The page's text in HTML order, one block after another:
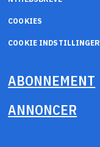
COOKIES
COOKIE INDSTILLINGER
ABONNEMENT
ANNONCER